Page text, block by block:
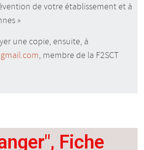
de votre établissement et à
»
une copie, ensuite, à
, membre de la F2SCT
Fiche